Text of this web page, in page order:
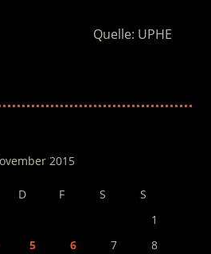
Quelle: UPHE
2015
D F S
S
1
5 6 7
8